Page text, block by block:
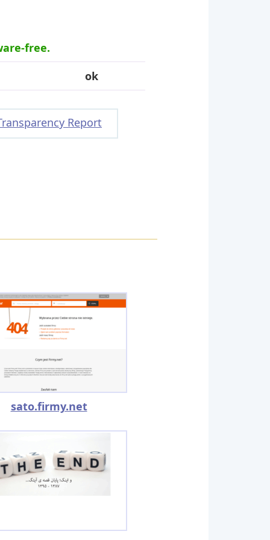
free.
ok
Report
sato.firmy.net